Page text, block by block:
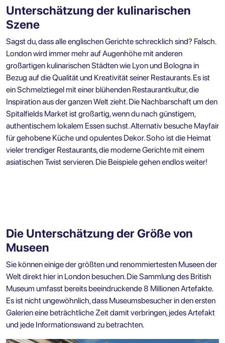
Unterschätzung der kulinarischen
Szene
Sagst du, dass alle englischen Gerichte schrecklich sind? Falsch.
London wird immer mehr auf Augenhöhe mit anderen
großartigen kulinarischen Städten wie Lyon und Bologna in
Bezug auf die Qualität und Kreativität seiner Restaurants. Es ist
ein Schmelztiegel mit einer blühenden Restaurantkultur, die
Inspiration aus der ganzen Welt zieht. Die Nachbarschaft um den
Spitalfields Market ist großartig, wenn du nach günstigem,
authentischem lokalem Essen suchst. Alternativ besuche Mayfair
für gehobene Küche und opulentes Dekor. Soho ist die Heimat
vieler trendiger Restaurants, die moderne Gerichte mit einem
asiatischen Twist servieren. Die Beispiele gehen endlos weiter!
Die Unterschätzung der Größe von
Museen
Sie können einige der größten und renommiertesten Museen der
Welt direkt hier in London besuchen. Die Sammlung des British
Museum umfasst bereits beeindruckende 8 Millionen Artefakte.
Es ist nicht ungewöhnlich, dass Museumsbesucher in den ersten
Galerien eine beträchtliche Zeit damit verbringen, jedes Artefakt
und jede Informationswand zu betrachten.